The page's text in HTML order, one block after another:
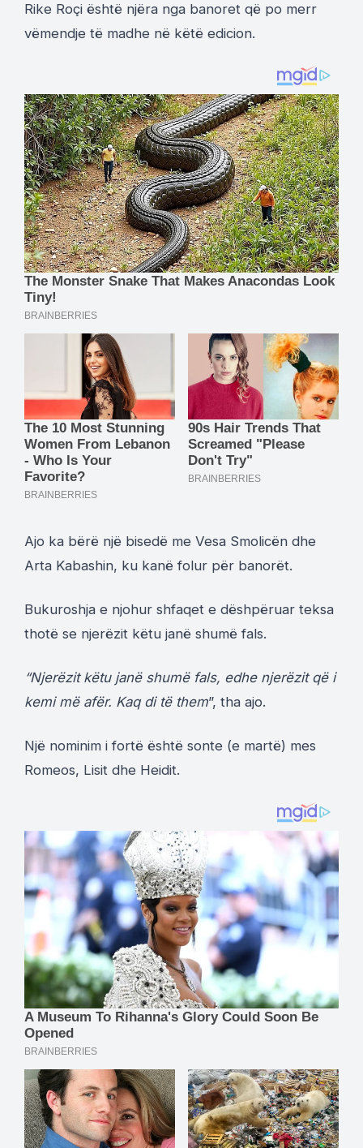
Rike Roçi është njëra nga banoret që po merr
vëmendje të madhe në këtë edicion.
Ajo ka bërë një bisedë me Vesa Smolicën dhe
Arta Kabashin, ku kanë folur për banorët.
Bukuroshja e njohur shfaqet e dëshpëruar teksa
thotë se njerëzit këtu janë shumë fals.
“Njerëzit këtu janë shumë fals, edhe njerëzit që i
kemi më afër. Kaq di të them”, tha ajo.
Një nominim i fortë është sonte (e martë) mes
Romeos, Lisit dhe Heidit.